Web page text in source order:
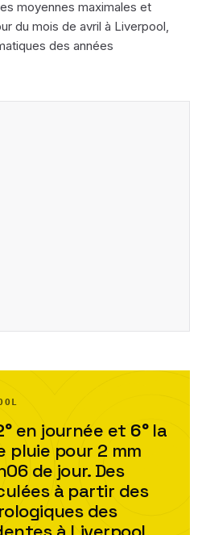
moyennes maximales et
du mois de avril à Liverpool,
des années
°en journée et 6°la
pluie pour 2 mm
de jour. Des
à partir des
des